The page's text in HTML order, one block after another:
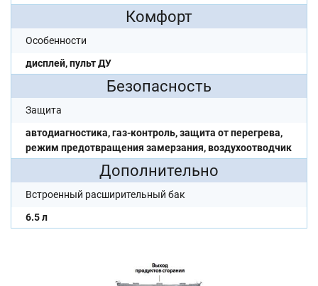
Комфорт
Особенности
дисплей, пульт ДУ
Безопасность
Защита
автодиагностика, газ-контроль, защита от перегрева,
режим предотвращения замерзания, воздухоотводчик
Дополнительно
Встроенный расширительный бак
6.5 л